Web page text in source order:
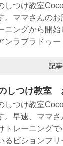
しつけ教室
。ママさんの
ニングから開
ンラブラドゥー
記
しつけ教室
しつけ教室
。早速、ママ
トレーニング
るビションフリ